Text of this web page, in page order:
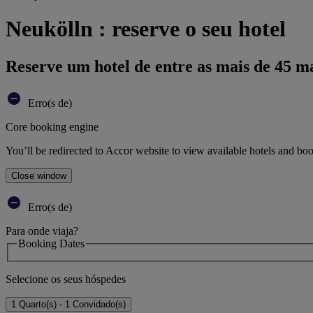
Neukölln : reserve o seu hotel
Reserve um hotel de entre as mais de 45
Erro(s de)
Core booking engine
You’ll be redirected to Accor website to view available hotels and
Close window
Erro(s de)
Para onde viaja?
Booking Dates
Selecione os seus hóspedes
1 Quarto(s) - 1 Convidado(s)